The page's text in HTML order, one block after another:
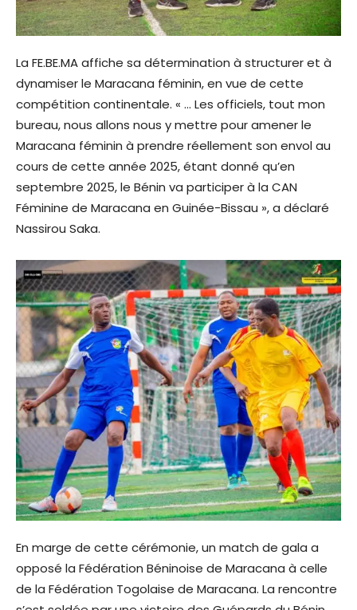
La FE.BE.MA affiche sa détermination à structurer et à
dynamiser le Maracana féminin, en vue de cette
compétition continentale. « … Les officiels, tout mon
bureau, nous allons nous y mettre pour amener le
Maracana féminin à prendre réellement son envol au
cours de cette année 2025, étant donné qu’en
septembre 2025, le Bénin va participer à la CAN
Féminine de Maracana en Guinée-Bissau », a déclaré
Nassirou Saka.
En marge de cette cérémonie, un match de gala a
opposé la Fédération Béninoise de Maracana à celle
de la Fédération Togolaise de Maracana. La rencontre